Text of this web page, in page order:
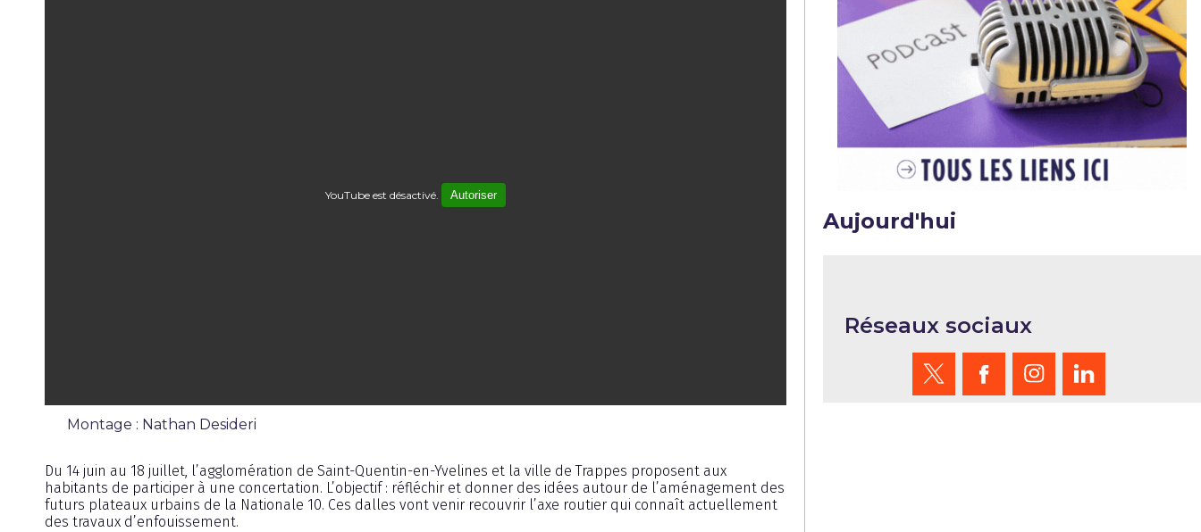
YouTube est désactivé. Autoriser
Montage : Nathan Desideri
Du 14 juin au 18 juillet, l’agglomération de Saint-Quentin-en-Yvelines et la ville de Trappes proposent aux
habitants de participer à une concertation. L’objectif : réfléchir et donner des idées autour de l’aménagement des
futurs plateaux urbains de la Nationale 10. Ces dalles vont venir recouvrir l’axe routier qui connaît actuellement
des travaux d’enfouissement.
Aujourd'hui
Réseaux sociaux